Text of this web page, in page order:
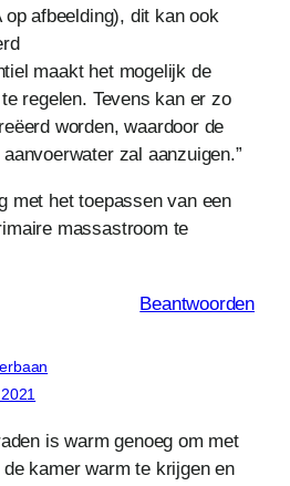
afbeelding), dit kan ook
maakt het mogelijk de
regelen. Tevens kan er zo
worden, waardoor de
zal aanzuigen.”
met het toepassen van een
massastroom te
Beantwoorden
is warm genoeg om met
kamer warm te krijgen en